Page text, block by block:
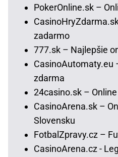
PokerOnline.sk –
zadarmo
777.sk – Najlepšie
CasinoAutomaty.eu
zdarma
24casino.sk –
CasinoArena.sk –
Slovensku
FotbalZpravy.cz –
CasinoArena.cz -